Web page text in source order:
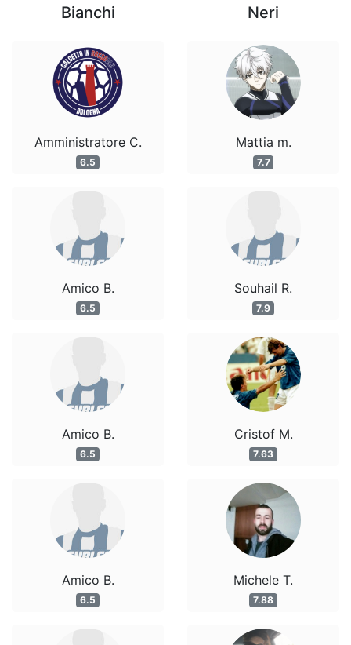
Bianchi
Amministratore C.
6.5
Amico B.
6.5
Amico B.
6.5
Amico B.
6.5
Neri
Mattia m.
7.7
Souhail R.
7.9
Cristof M.
7.63
Michele T.
7.88